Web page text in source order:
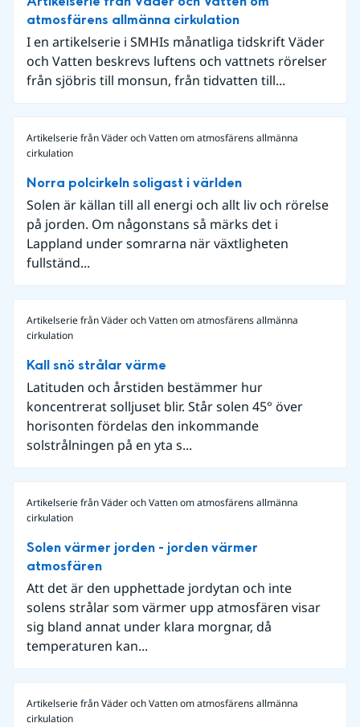
atmosfärens allmänna cirkulation
I en artikelserie i SMHIs månatliga tidskrift Väder
och Vatten beskrevs luftens och vattnets rörelser
från sjöbris till monsun, från tidvatten till...
Artikelserie från Väder och Vatten om atmosfärens allmänna
cirkulation
Norra polcirkeln soligast i världen
Solen är källan till all energi och allt liv och rörelse
på jorden. Om någonstans så märks det i
Lappland under somrarna när växtligheten
fullständ...
Artikelserie från Väder och Vatten om atmosfärens allmänna
cirkulation
Kall snö strålar värme
Latituden och årstiden bestämmer hur
koncentrerat solljuset blir. Står solen 45° över
horisonten fördelas den inkommande
solstrålningen på en yta s...
Artikelserie från Väder och Vatten om atmosfärens allmänna
cirkulation
Solen värmer jorden - jorden värmer
atmosfären
Att det är den upphettade jordytan och inte
solens strålar som värmer upp atmosfären visar
sig bland annat under klara morgnar, då
temperaturen kan...
Artikelserie från Väder och Vatten om atmosfärens allmänna
cirkulation